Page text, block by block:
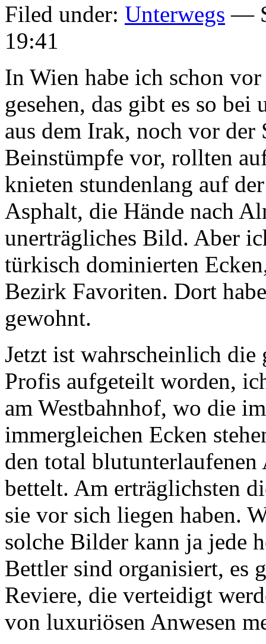
Filed under: Unterwegs —
19:41
In Wien habe ich schon
gesehen, das gibt es so
aus dem Irak, noch vor
Beinstümpfe vor, rollten
knieten stundenlang auf
Asphalt, die Hände nach
unerträgliches Bild. Aber
türkisch dominierten
Bezirk Favoriten. Dort
gewohnt.
Jetzt ist wahrscheinlich die
Profis aufgeteilt worden,
am Westbahnhof, wo die
immergleichen Ecken
den total
bettelt. Am erträglichsten
sie vor sich liegen haben.
solche Bilder kann ja jede
Bettler sind organisiert, es
Reviere, die verteidigt
von luxuriösen Anwesen